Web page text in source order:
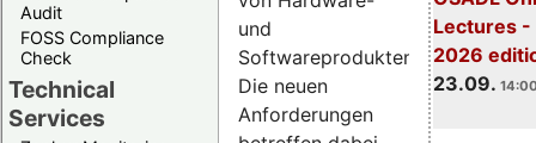
Audit
FOSS Compliance
Check
Technical
Services
Lectures -
2026
23.09.
und
Softwareprodukten.
Die neuen
Anforderungen